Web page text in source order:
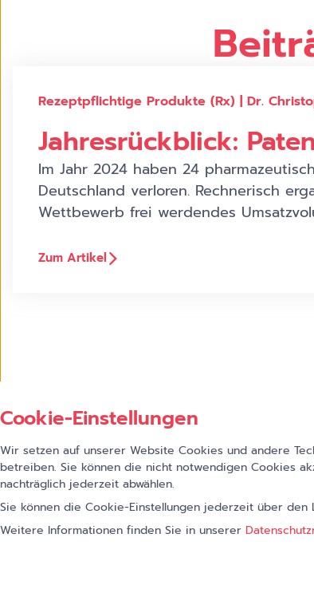
Rezeptpflichtige Produkte (Rx) | Dr.
Jahresrückblick:
Im Jahr 2024 haben 24
Deutschland verloren. Rechnerisch
Wettbewerb frei werdendes
Zum Artikel
Cookie-Einstellungen
Wir setzen auf unserer Website Cookies und andere
betreiben. Sie können die nicht notwendigen Cookies
nachträglich jederzeit abwählen.
Sie können die Cookie-Einstellungen jederzeit über den
Weitere Informationen finden Sie in unserer